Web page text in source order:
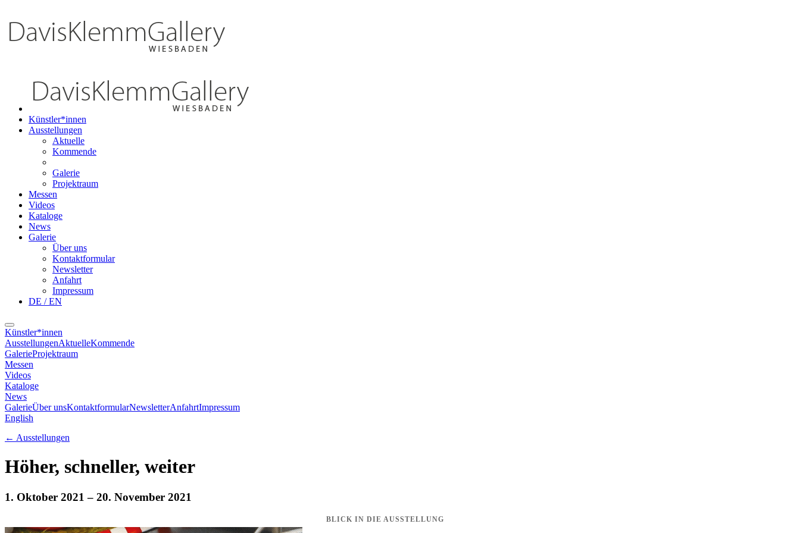
Künstler*innen
Ausstellungen
Aktuelle
Kommende
Galerie
Projektraum
Messen
Videos
Kataloge
News
Galerie
Über uns
Kontaktformular
Newsletter
Anfahrt
Impressum
DE / EN
Künstler*innen
AusstellungenAktuelleKommende
GalerieProjektraum
Messen
Videos
Kataloge
News
GalerieÜber unsKontaktformularNewsletterAnfahrtImpressum
English
← Ausstellungen
Höher, schneller, weiter
1. Oktober 2021 – 20. November 2021
BLICK IN DIE AUSSTELLUNG